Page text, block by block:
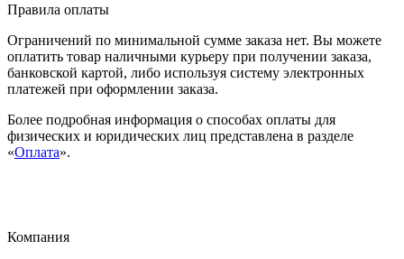
Правила оплаты
Ограничений по минимальной сумме заказа нет. Вы можете
оплатить товар наличными курьеру при получении заказа,
банковской картой, либо используя систему электронных
платежей при оформлении заказа.
Более подробная информация о способах оплаты для
физических и юридических лиц представлена в разделе
«Оплата».
Компания